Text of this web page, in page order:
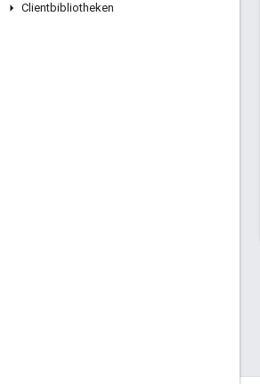
Clientbibliotheken